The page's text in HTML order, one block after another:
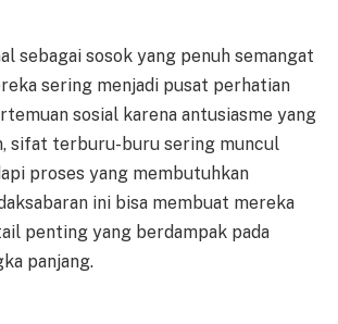
sebagai sosok yang penuh semangat
sering menjadi pusat perhatian
sosial karena antusiasme yang
sifat terburu-buru sering muncul
proses yang membutuhkan
ini bisa membuat mereka
penting yang berdampak pada
panjang.